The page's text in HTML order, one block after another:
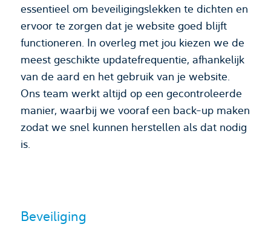
essentieel om beveiligingslekken te dichten en
ervoor te zorgen dat je website goed blijft
functioneren. In overleg met jou kiezen we de
meest geschikte updatefrequentie, afhankelijk
van de aard en het gebruik van je website.
Ons team werkt altijd op een gecontroleerde
manier, waarbij we vooraf een back-up maken
zodat we snel kunnen herstellen als dat nodig
is.
Beveiliging